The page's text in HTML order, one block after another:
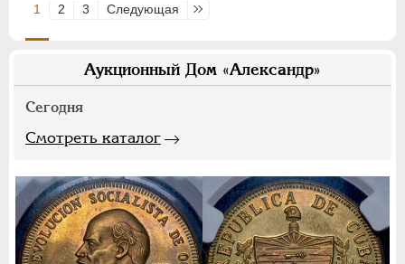
1 2 3 Следующая Последняя
Аукционный Дом «Александр»
Сегодня
Смотреть каталог